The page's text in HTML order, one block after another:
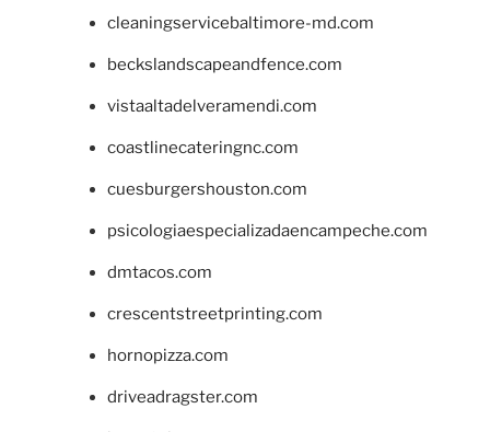
cleaningservicebaltimore-md.com
beckslandscapeandfence.com
vistaaltadelveramendi.com
coastlinecateringnc.com
cuesburgershouston.com
psicologiaespecializadaencampeche.com
dmtacos.com
crescentstreetprinting.com
hornopizza.com
driveadragster.com